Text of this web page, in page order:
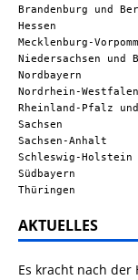
Brandenburg und
Hessen
Mecklenburg-
Niedersachsen und
Nordbayern
Nordrhein-Westfalen
Rheinland-Pfalz
Sachsen
Sachsen-Anhalt
Schleswig-Holstein
Südbayern
Thüringen
AKTUELLES
Es kracht nach